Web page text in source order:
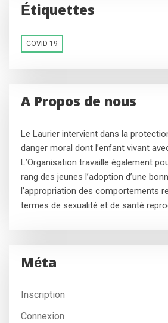
Étiquettes
COVID-19
A Propos de nous
Le Laurier intervient dans la
danger moral dont l’enfant vivant
L’Organisation travaille également
rang des jeunes l’adoption d’une
l’appropriation des comportements
termes de sexualité et de santé
Méta
Inscription
Connexion